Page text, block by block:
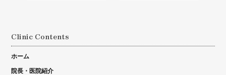
Clinic Contents
ホーム
院長・医院紹介